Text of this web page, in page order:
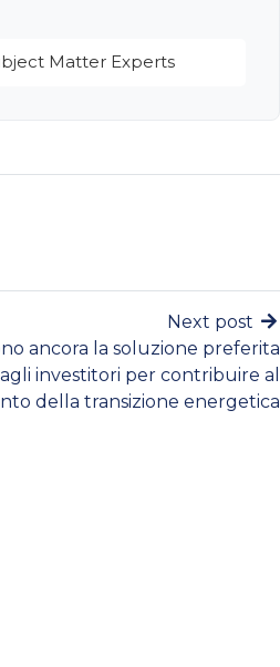
Matter Experts
Next post
ancora la soluzione preferita
investitori per contribuire al
della transizione energetica